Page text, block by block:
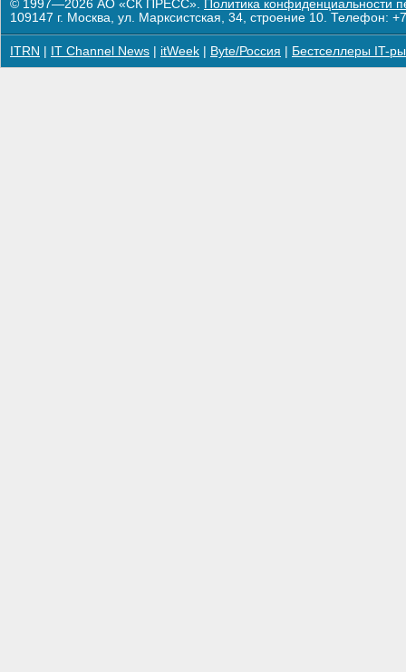
© 1997—2026 АО «СК ПРЕСС». Политика конфиденциальности
109147 г. Москва, ул. Марксистская, 34, строение 10. Телефон:
ITRN IT Channel News itWeek Byte/Россия Бестселлеры IT-